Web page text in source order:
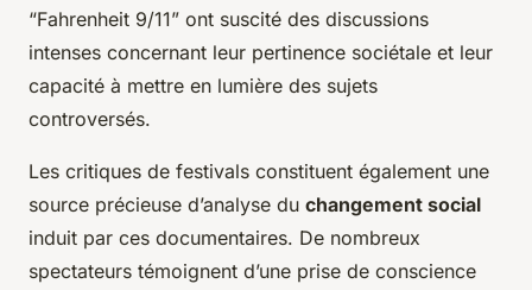
“Fahrenheit 9/11” ont suscité des discussions
intenses concernant leur pertinence sociétale et leur
capacité à mettre en lumière des sujets
controversés.
Les critiques de festivals constituent également une
source précieuse d’analyse du changement social
induit par ces documentaires. De nombreux
spectateurs témoignent d’une prise de conscience